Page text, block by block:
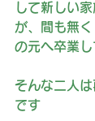
して新しい
が、間も無
の元へ卒業
そんな二人
です